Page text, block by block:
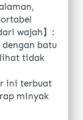
wajah】:
batu
tidak
ini terbuat
minyak